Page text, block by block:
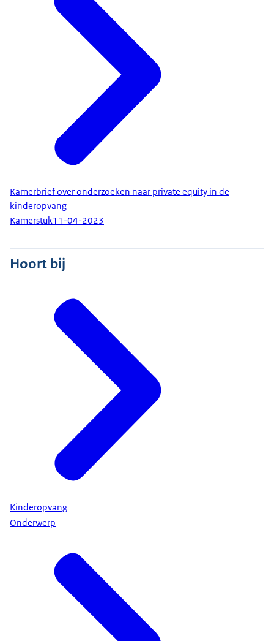
Kamerbrief over onderzoeken naar private equity in de
kinderopvang
Kamerstuk11-04-2023
Hoort bij
Kinderopvang
Onderwerp